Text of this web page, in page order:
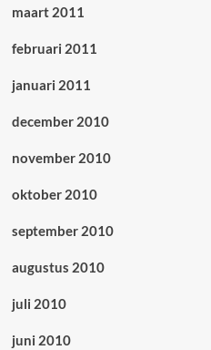
maart 2011
februari 2011
januari 2011
december 2010
november 2010
oktober 2010
september 2010
augustus 2010
juli 2010
juni 2010